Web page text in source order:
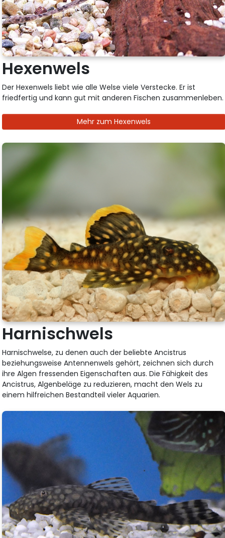
Hexenwels
Der Hexenwels liebt wie alle Welse viele Verstecke. Er ist
friedfertig und kann gut mit anderen Fischen zusammenleben.
Mehr zum Hexenwels
Harnischwels
Harnischwelse, zu denen auch der beliebte Ancistrus
beziehungsweise Antennenwels gehört, zeichnen sich durch
ihre Algen fressenden Eigenschaften aus. Die Fähigkeit des
Ancistrus, Algenbeläge zu reduzieren, macht den Wels zu
einem hilfreichen Bestandteil vieler Aquarien.